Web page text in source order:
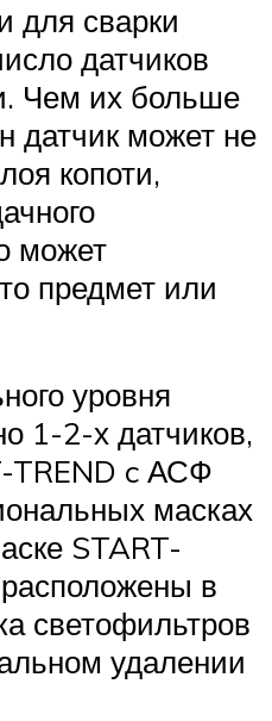
для сварки
датчиков
Чем их больше
датчик может не
копоти,
может
предмет или
уровня
1-2-х датчиков,
TREND c АСФ
масках
START-
в
светофильтров
удалении